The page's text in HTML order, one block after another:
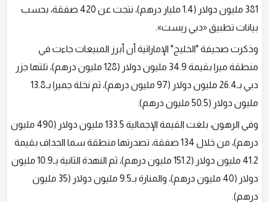
381 مليون دولار (1.4 مليار درهم)، نتجت عن 420 صفقة، بحسب
بيانات تطبيق «دبي ريست».
وذكرت صحيفة "الخليج" الإماراتية أن أبرز المبيعات جاءت في
منطقة ميرا بقيمة 34.9 مليون دولار (128 مليون درهم)، تلتها جزر
دبي بـ26.4 مليون دولار (97 مليون درهم)، ثم نخلة جميرا بـ13.8
مليون دولار (50.5 مليون درهم).
وفي الرهون، بلغت القيمة الإجمالية 133.5 مليون دولار (490 مليون
درهم)، من خلال 134 صفقة، تصدرتها منطقة سما الجداف بقيمة
41.2 مليون دولار (151.2 مليون درهم)، ثم النهدة الثانية بـ10.9 مليون
دولار (40 مليون درهم)، والمنارة بـ9.5 مليون دولار (35 مليون
درهم).